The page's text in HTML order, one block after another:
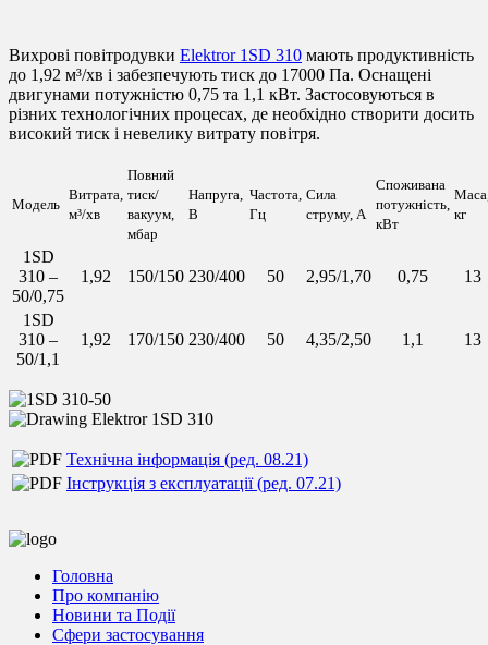
Вихрові повітродувки Elektror 1SD 310 мають продуктивність
до 1,92 м³/хв і забезпечують тиск до 17000 Па. Оснащені
двигунами потужністю 0,75 та 1,1 кВт. Застосовуються в
різних технологічних процесах, де необхідно створити досить
високий тиск і невелику витрату повітря.
Модель
Витрата,
м³/хв
Повний
тиск/
вакуум,
мбар
Напруга,
В
Частота,
Гц
Сила
струму, А
Споживана
потужність,
кВт
кг
1SD
310 –
50/0,75
1,92 150/150 230/400 50 2,95/1,70 0,75 13
1SD
310 –
50/1,1
1,92 170/150 230/400 50 4,35/2,50 1,1 13
Технічна інформація (ред. 08.21)
Інструкція з експлуатації (ред. 07.21)
Головна
Про компанію
Новини та Події
Сфери застосування